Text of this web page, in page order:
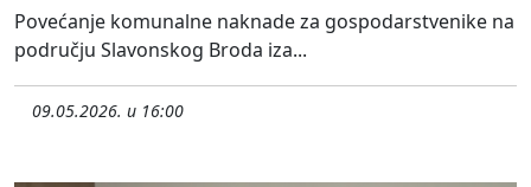
Povećanje komunalne naknade za gospodarstvenike na
području Slavonskog Broda iza...
09.05.2026. u 16:00